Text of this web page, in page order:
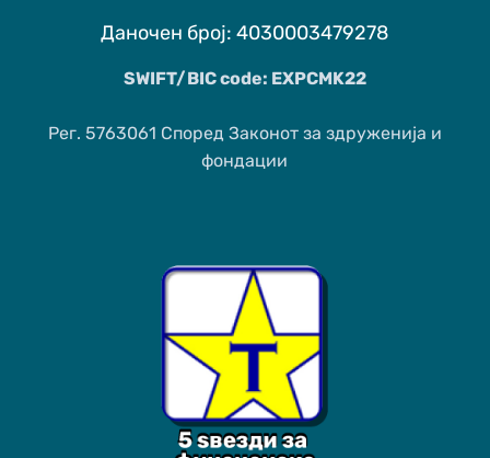
Даночен број: 4030003479278
SWIFT/BIC code: EXPCMK22
Рег. 5763061 Според Законот за здруженија и
фондации